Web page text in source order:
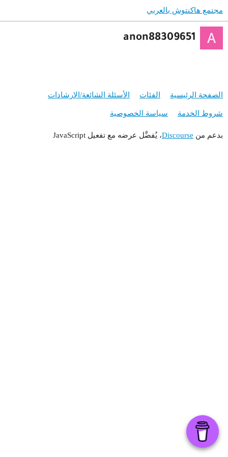
مجتمع هاكنتوش بالعربي
anon88309651
الصفحة الرئيسية الفئات الأسئلة الشائعة/الإرشادات
شروط الخدمة سياسة الخصوصية
بدعم من Discourse، يُفضَّل عرضه مع تفعيل JavaScript